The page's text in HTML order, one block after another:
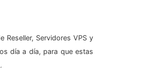
Servidores VPS y
día a día, para que estas